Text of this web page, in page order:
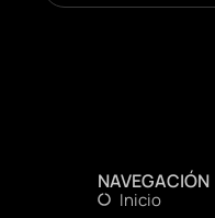
NAVEGACIÓN
Inicio